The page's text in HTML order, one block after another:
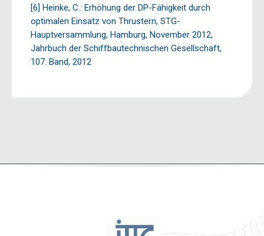
[6] Heinke, C.: Erhöhung der DP-Fähigkeit durch
optimalen Einsatz von Thrustern, STG-
Hauptversammlung, Hamburg, November 2012,
Jahrbuch der Schiffbautechnischen Gesellschaft,
107. Band, 2012